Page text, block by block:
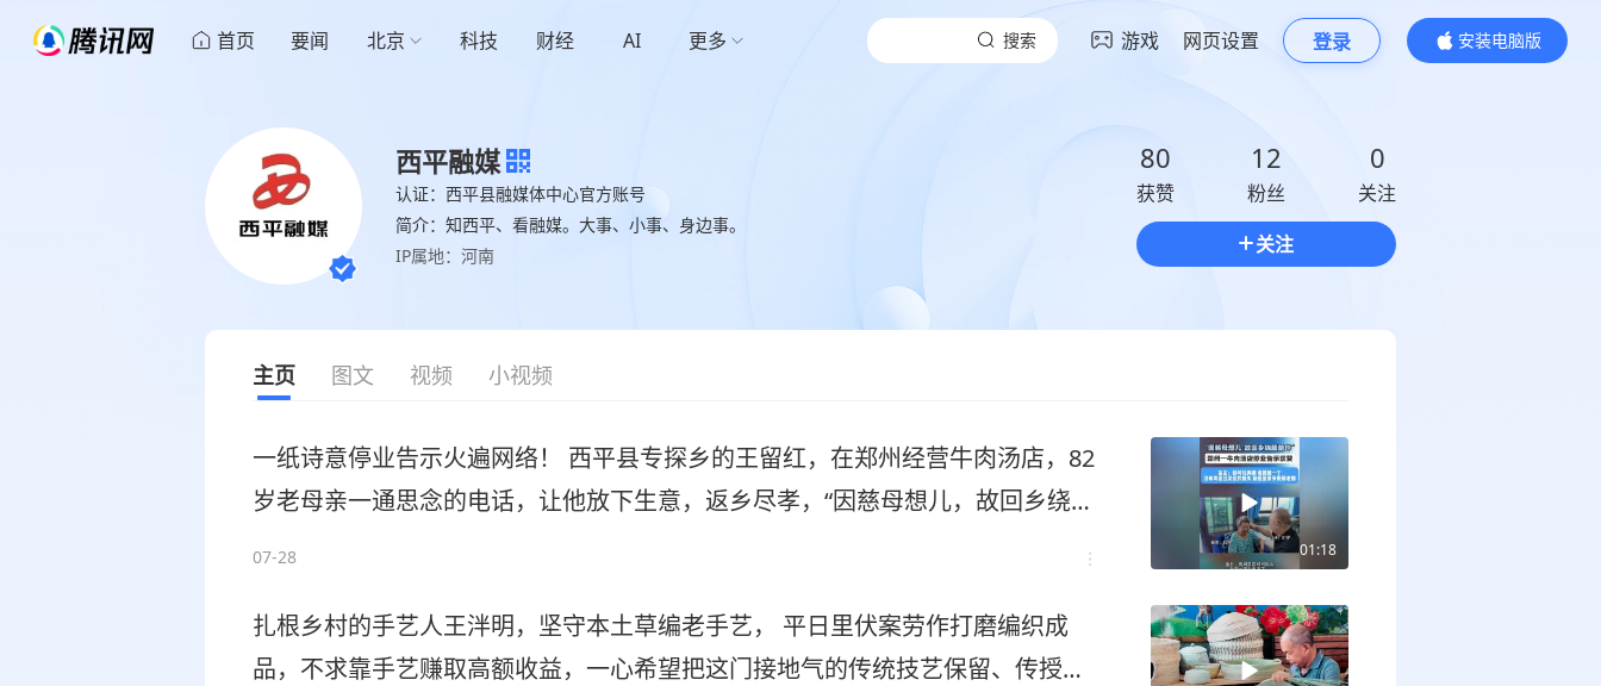
首页 要闻 北京 科技 财经 AI 更多 搜索 游戏 网页设置 登录
安装电脑版
内容更精彩
西平融媒
认证：西平县融媒体中心官方账号
简介：知西平、看融媒。大事、小事、身边事。
IP属地：河南
80
获赞
12
粉丝
0
关注
关注
主页 图文 视频 小视频
一纸诗意停业告示火遍网络！ 西平县专探乡的王留红，在郑州经营牛肉汤店，82
岁老母亲一通思念的电话，让他放下生意，返乡尽孝，“因慈母想儿，故回乡绕膝
陪伴，待到秋风起落叶黄，盼君再来品尝牛肉汤，”生意可以等待，陪伴不容缺
07-28 01:18
扎根乡村的手艺人王泮明，坚守本土草编老手艺， 平日里伏案劳作打磨编织成
品，不求靠手艺赚取高额收益，一心希望把这门接地气的传统技艺保留、传授给